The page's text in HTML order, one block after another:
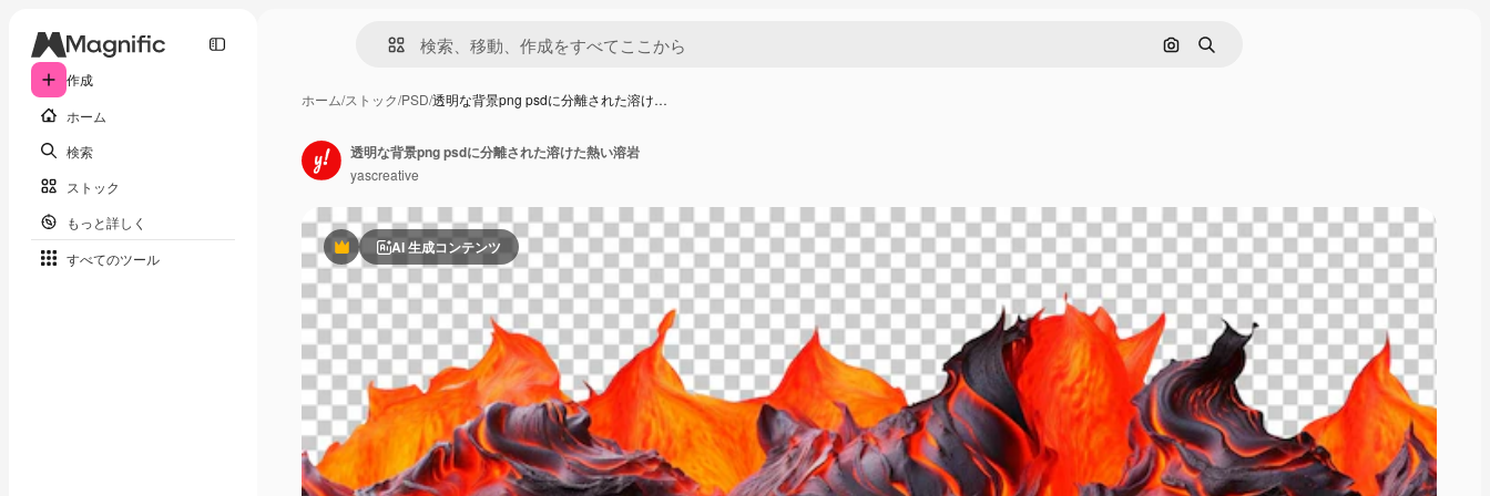
作成
ホーム
検索
ストック
もっと詳しく
すべてのツール
画像で検索
検索
ホーム/ストック/PSD/透明な背景png psdに分離された溶け…
PremiumAI 生成コンテンツ
透明な背景png psdに分離された溶けた熱い溶岩
yascreative